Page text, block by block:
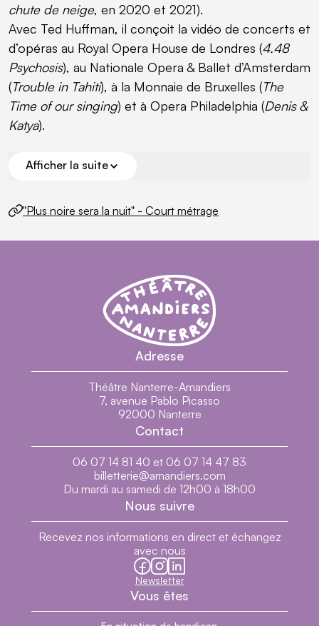
chute de neige, en 2020 et 2021).
Avec Ted Huffman, il conçoit la vidéo de concerts et
d’opéras au Royal Opera House de Londres (4.48
Psychosis), au Nationale Opera & Ballet d’Amsterdam
(Trouble in Tahiti), à la Monnaie de Bruxelles (The
Time of our singing) et à Opera Philadelphia (Denis &
Katya).
Afficher la suite
Pour le festival de Bergen, en Norvège, Pierre
Venables. En 2022, il collabore avec Peter Sellars
pourRoman de Fauvel, au Théâtre du Châtelet.
consiste à prendre une photo chaque jour, tous les
jours. Il a également réalisé de nombreux films et
Relativité Générale
à Nanterre en passant
Plus noire sera la nuitfilmé au beau milieu du
chantier du futur théâtre, avec
. Il prépare actuellement un moyen
métrage intituléDétruire
Sites annexes
"Plus noire sera la nuit" - Court métrage
(lien externe)
Théâtre Nanterre-Amandiers - Centre
Théâtre Nanterre-Amandiers
Adresse
Théâtre Nanterre-Amandiers
7, avenue Pablo Picasso
92000 Nanterre
Contact
06 07 14 81 40 et 06 07 14 47 83
billetterie@amandiers.com
Du mardi au samedi de 12h00 à 18h00
Nous suivre
Recevez nos informations en direct et échangez
avec nous
facebook
instagram
linkedin
Newsletter
Vous êtes